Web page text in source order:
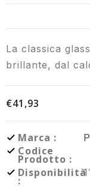
La classica
brillante, dal
€41,93
Marca :
Codice
Prodotto :
Disponibilità
: